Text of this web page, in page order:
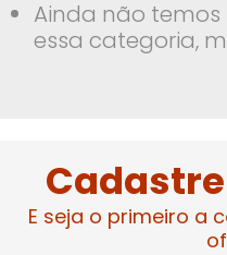
Ainda não
essa categoria,
E seja o primeiro a